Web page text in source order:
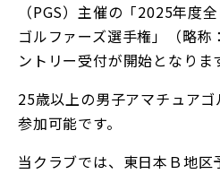
（PGS）主催の「2025年度
ゴルファーズ選手権」（略称
ントリー受付が開始となりま
25歳以上の男子アマチュア
参加可能です。
当クラブでは、東日本Ｂ地区